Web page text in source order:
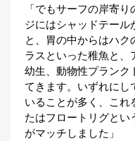
「でもサーフの岸寄
ジにはシャッドテール
と、胃の中からはハ
ラスといった稚魚と
幼生、動物性プランク
てきます。いずれにし
いることが多く、これ
たはフロートリグと
がマッチしました」